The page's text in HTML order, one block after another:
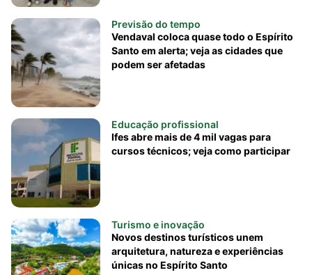
Previsão do tempo
Vendaval coloca quase todo o Espírito
Santo em alerta; veja as cidades que
podem ser afetadas
Educação profissional
Ifes abre mais de 4 mil vagas para
cursos técnicos; veja como participar
Turismo e inovação
Novos destinos turísticos unem
arquitetura, natureza e experiências
únicas no Espírito Santo